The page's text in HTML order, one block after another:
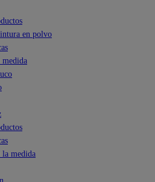
en polvo
medida
la medida